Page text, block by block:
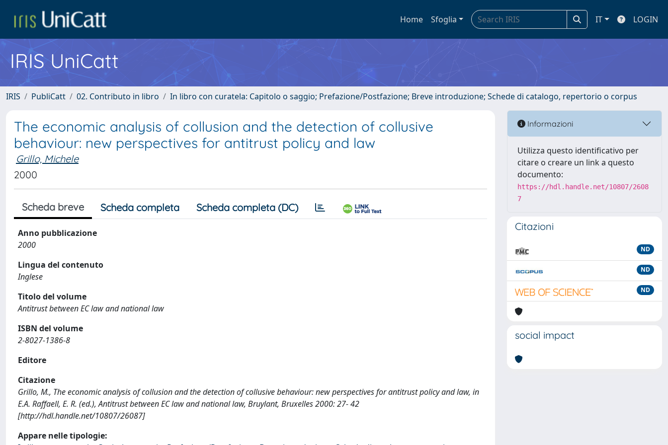
Home Sfoglia IT LOGIN
IRIS UniCatt
IRIS PubliCatt 02. Contributo in libro In libro con curatela: Capitolo o saggio; Prefazione/Postfazione; Breve introduzione; Schede di catalogo, repertorio o corpus
The economic analysis of collusion and the detection of collusive
behaviour: new perspectives for antitrust policy and law
Grillo, Michele
2000
Scheda breve Scheda completa Scheda completa (DC)
Anno pubblicazione
2000
Lingua del contenuto
Inglese
Titolo del volume
Antitrust between EC law and national law
ISBN del volume
2-8027-1386-8
Editore
Citazione
Grillo, M., The economic analysis of collusion and the detection of collusive behaviour: new perspectives for antitrust policy and law, in
E.A. Raffaell, E. R. (ed.), Antitrust between EC law and national law, Bruylant, Bruxelles 2000: 27- 42
[http://hdl.handle.net/10807/26087]
Appare nelle tipologie:
Informazioni
Utilizza questo identificativo per
citare o creare un link a questo
documento:
https://hdl.handle.net/10807/2608
7
Citazioni
ND
ND
ND
social impact